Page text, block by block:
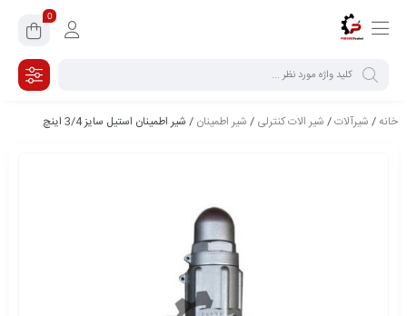
0
خانه/ شیرآلات/ شیر الات کنترلی / شیر اطمینان / شیر اطمینان استیل سایز 3/4 اینچ